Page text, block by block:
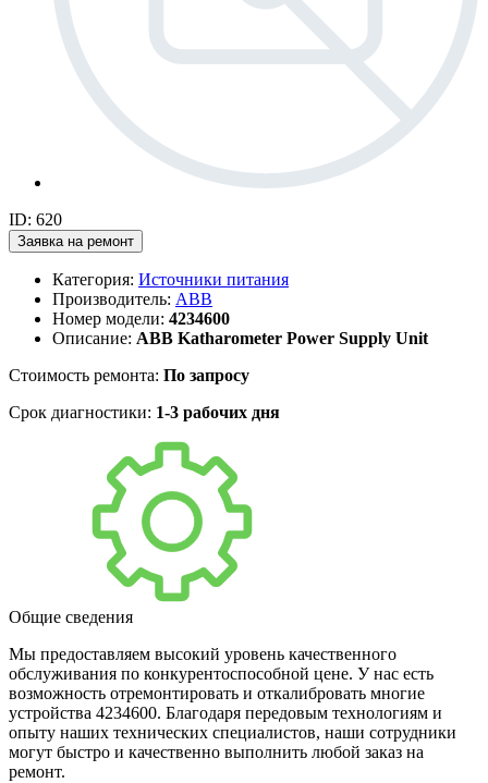
ID: 620
Заявка на ремонт
Категория: Источники питания
Производитель: ABB
Номер модели: 4234600
Описание: ABB Katharometer Power Supply Unit
Стоимость ремонта: По запросу
Срок диагностики: 1-3 рабочих дня
Общие сведения
Мы предоставляем высокий уровень качественного
обслуживания по конкурентоспособной цене. У нас есть
возможность отремонтировать и откалибровать многие
устройства 4234600. Благодаря передовым технологиям и
опыту наших технических специалистов, наши сотрудники
могут быстро и качественно выполнить любой заказ на
ремонт.